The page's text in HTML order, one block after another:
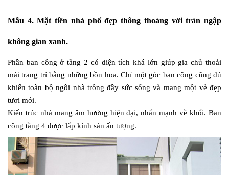
Mẫu 4. Mặt tiền nhà phố đẹp thông thoáng với tràn ngập
không gian xanh.
Phần ban công ở tầng 2 có diện tích khá lớn giúp gia chủ thoải
mái trang trí bằng những bồn hoa. Chỉ một góc ban công cũng đủ
khiến toàn bộ ngôi nhà trông đầy sức sống và mang một vẻ đẹp
tươi mới.
Kiến trúc nhà mang âm hưởng hiện đại, nhấn mạnh về khối. Ban
công tầng 4 được lấp kính sàn ấn tượng.